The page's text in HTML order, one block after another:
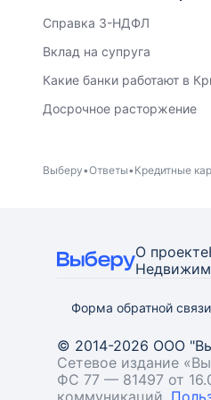
Справка 3-НДФЛ
Вклад на супруга
Какие банки работают в
Досрочное расторжение
Выберу Ответы Кредитные
О проекте
Форма обратной связи
© 2014-2026 ООО
Сетевое издание
ФС 77 — 81497 от
коммуникаций.